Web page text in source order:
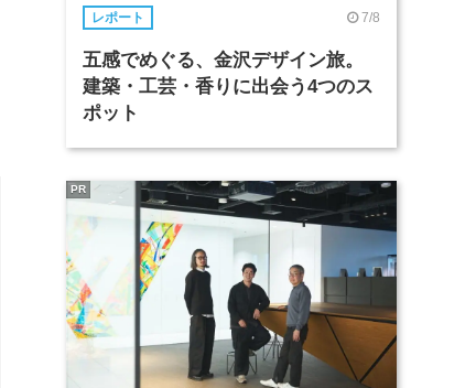
レポート 7/8
五感でめぐる、金沢デザイン旅。
建築・工芸・香りに出会う4つのス
ポット
PR